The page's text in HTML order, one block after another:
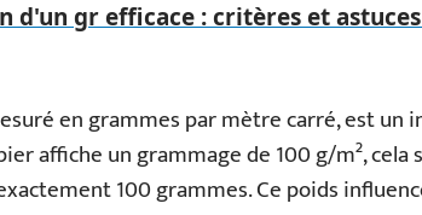
d'un gr efficace : critères et
en grammes par mètre carré, est un
affiche un grammage de 100 g/m², cela
100 grammes. Ce poids